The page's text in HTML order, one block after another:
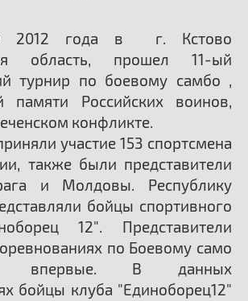
2012 года в г. Кстово
область, прошел 11-ый
турнир по боевому самбо ,
памяти Российских воинов,
конфликте.
участие 153 спортсмена
также были представители
и Молдовы. Республику
бойцы спортивного
12". Представители
по Боевому само
впервые. В данных
бойцы клуба "Единоборец12"